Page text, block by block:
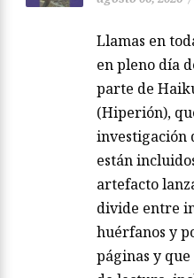
Llamas en
en pleno día
parte de
(Hiperión),
investigación
están
artefacto
divide entre
huérfanos y
páginas y